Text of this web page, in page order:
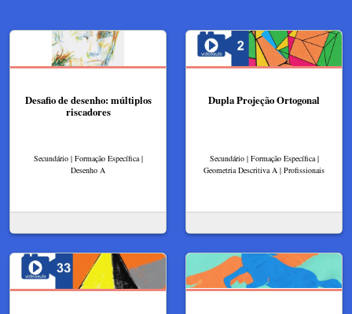
Desafio de desenho: múltiplos
riscadores
Secundário | Formação Específica |
Desenho A
Dupla Projeção Ortogonal
Secundário | Formação Específica |
Geometria Descritiva A | Profissionais